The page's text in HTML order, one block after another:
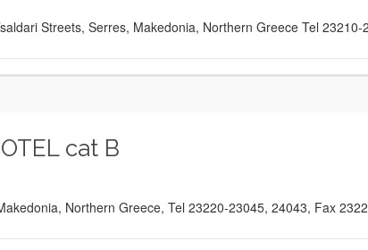
Streets, Serres, Makedonia, Northern Greece Tel 23210-
cat B
Northern Greece, Tel 23220-23045, 24043, Fax